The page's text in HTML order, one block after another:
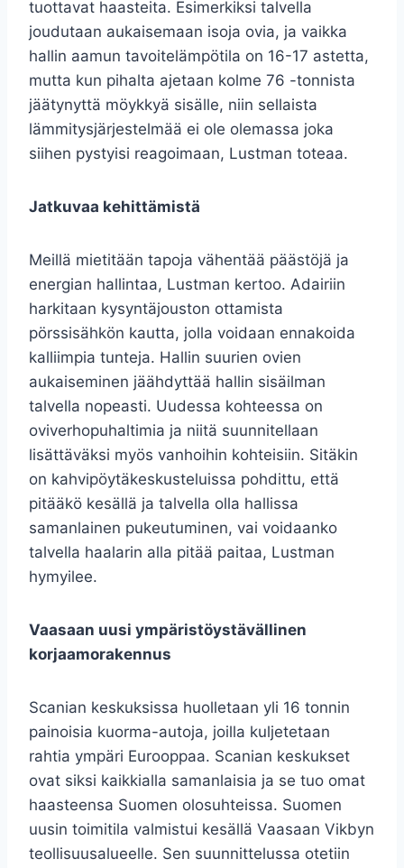
tuottavat haasteita. Esimerkiksi talvella
joudutaan aukaisemaan isoja ovia, ja vaikka
hallin aamun tavoitelämpötila on 16-17 astetta,
mutta kun pihalta ajetaan kolme 76 -tonnista
jäätynyttä möykkyä sisälle, niin sellaista
lämmitysjärjestelmää ei ole olemassa joka
siihen pystyisi reagoimaan, Lustman toteaa.
Jatkuvaa kehittämistä
Meillä mietitään tapoja vähentää päästöjä ja
energian hallintaa, Lustman kertoo. Adairiin
harkitaan kysyntäjouston ottamista
pörssisähkön kautta, jolla voidaan ennakoida
kalliimpia tunteja. Hallin suurien ovien
aukaiseminen jäähdyttää hallin sisäilman
talvella nopeasti. Uudessa kohteessa on
oviverhopuhaltimia ja niitä suunnitellaan
lisättäväksi myös vanhoihin kohteisiin. Sitäkin
on kahvipöytäkeskusteluissa pohdittu, että
pitääkö kesällä ja talvella olla hallissa
samanlainen pukeutuminen, vai voidaanko
talvella haalarin alla pitää paitaa, Lustman
hymyilee.
Vaasaan uusi ympäristöystävällinen
korjaamorakennus
Scanian keskuksissa huolletaan yli 16 tonnin
painoisia kuorma-autoja, joilla kuljetetaan
rahtia ympäri Eurooppaa. Scanian keskukset
ovat siksi kaikkialla samanlaisia ja se tuo omat
haasteensa Suomen olosuhteissa. Suomen
uusin toimitila valmistui kesällä Vaasaan Vikbyn
teollisuusalueelle. Sen suunnittelussa otetiin